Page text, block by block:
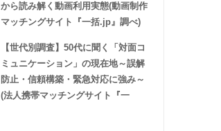
から読み解く動画利用実態(動画制作
マッチングサイト『一括.jp』調べ)
【世代別調査】50代に聞く「対面コ
ミュニケーション」の現在地～誤解
防止・信頼構築・緊急対応に強み～
(法人携帯マッチングサイト『一